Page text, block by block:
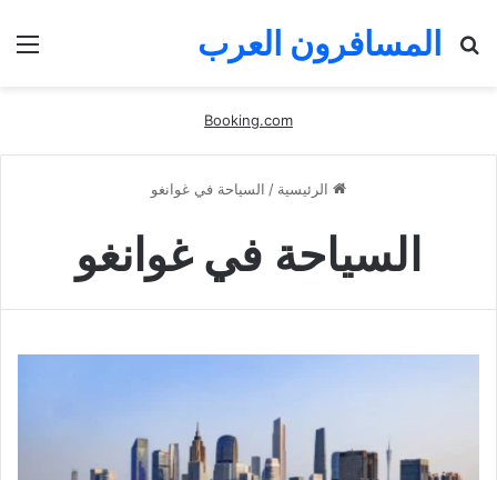
المسافرون العرب
Booking.com
الرئيسية / السياحة في غوانغو
السياحة في غوانغو